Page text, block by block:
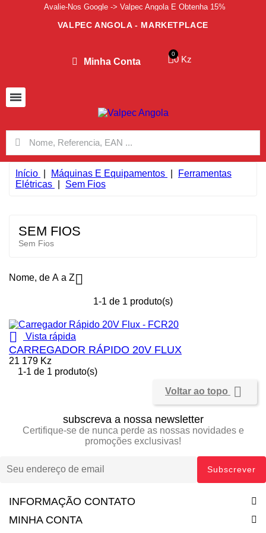
Avalie-Nos Google -> Valpec Angola E Obtenha 15%
VALPEC ANGOLA - MARKETPLACE
Minha Conta 0 Kz
Início Máquinas E Equipamentos
Ferramentas
Elétricas
Sem Fios
SEM FIOS
Sem Fios
Nome, de A a Z
1-1 de 1 produto(s)
 Vista rápida
CARREGADOR RÁPIDO 20V FLUX
21 179 Kz
1-1 de 1 produto(s)
Voltar ao topo

subscreva a nossa newsletter
Certifique-se de nunca perde as nossas novidades e
promoções exclusivas!
INFORMAÇÃO CONTATO
MINHA CONTA